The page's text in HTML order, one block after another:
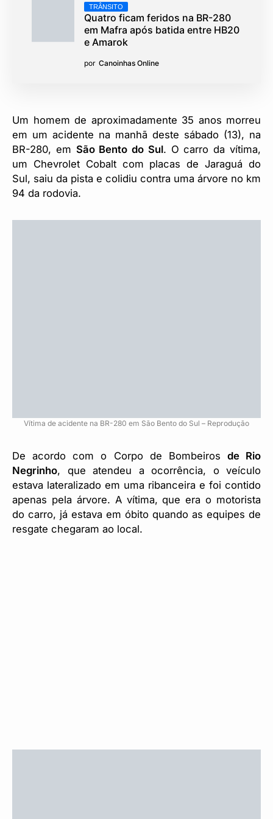
TRÂNSITO
Quatro ficam feridos na BR-280
em Mafra após batida entre HB20
e Amarok
por Canoinhas Online
Um homem de aproximadamente 35 anos morreu
em um acidente na manhã deste sábado (13), na
BR-280, em São Bento do Sul. O carro da vítima,
um Chevrolet Cobalt com placas de Jaraguá do
Sul, saiu da pista e colidiu contra uma árvore no km
94 da rodovia.
Vítima de acidente na BR-280 em São Bento do Sul – Reprodução
De acordo com o Corpo de Bombeiros de Rio
Negrinho, que atendeu a ocorrência, o veículo
estava lateralizado em uma ribanceira e foi contido
apenas pela árvore. A vítima, que era o motorista
do carro, já estava em óbito quando as equipes de
resgate chegaram ao local.